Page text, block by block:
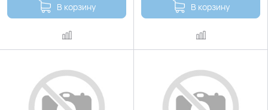
В корзину В корзину